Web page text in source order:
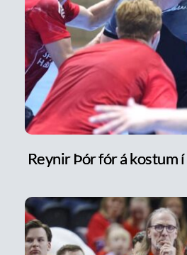
Reynir Þór fór á kostum